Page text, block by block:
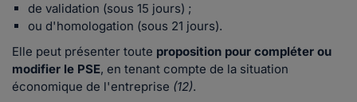
de validation (sous 15 jours) ;
ou d'homologation (sous 21 jours).
Elle peut présenter toute proposition pour compléter ou
modifier le PSE, en tenant compte de la situation
économique de l'entreprise (12).